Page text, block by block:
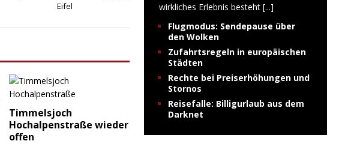
Eifel
Timmelsjoch
Hochalpenstraße wieder
offen
wirkliches Erlebnis besteht [...]
Flugmodus: Sendepause über
den Wolken
Zufahrtsregeln in europäischen
Städten
Rechte bei Preiserhöhungen und
Stornos
Reisefalle: Billigurlaub aus dem
Darknet